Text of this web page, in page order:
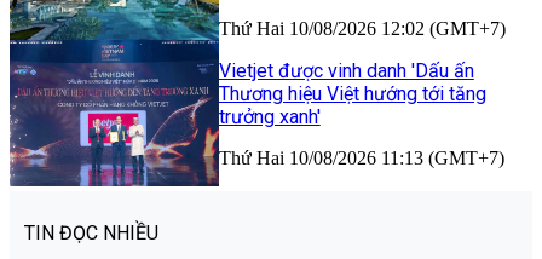
Thứ Hai 10/08/2026 12:02 (GMT+7)
Vietjet được vinh danh 'Dấu ấn
Thương hiệu Việt hướng tới tăng
trưởng xanh'
Thứ Hai 10/08/2026 11:13 (GMT+7)
TIN ĐỌC NHIỀU